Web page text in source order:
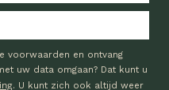
voorwaarden en ontvang
uw data omgaan? Dat kunt u
. U kunt zich ook altijd weer